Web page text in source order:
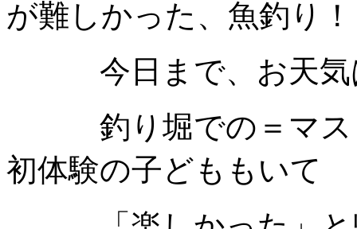
が難しかった、魚釣り！
今日まで、お天気は
釣り堀での＝マス＝
初体験の子どももいて